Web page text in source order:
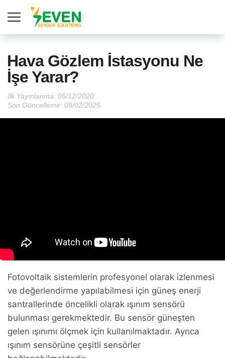
Hava Gözlem İstasyonu Ne
İşe Yarar?
İlk Yayınlanma:
Son Güncelleme: 09/02/2025
Fotovoltaik sistemlerin profesyonel olarak izlenmesi
ve değerlendirme yapılabilmesi için güneş enerji
santrallerinde öncelikli olarak ışınım sensörü
bulunması gerekmektedir. Bu sensör güneşten
gelen ışınımı ölçmek için kullanılmaktadır. Ayrıca
ışınım sensörüne çeşitli sensörler